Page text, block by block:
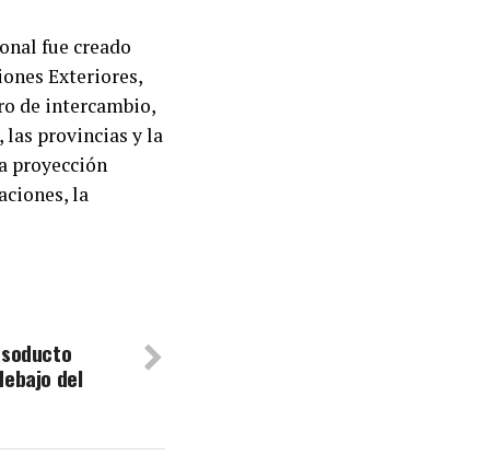
fue creado
Exteriores,
de intercambio,
las provincias y la
proyección
la
del